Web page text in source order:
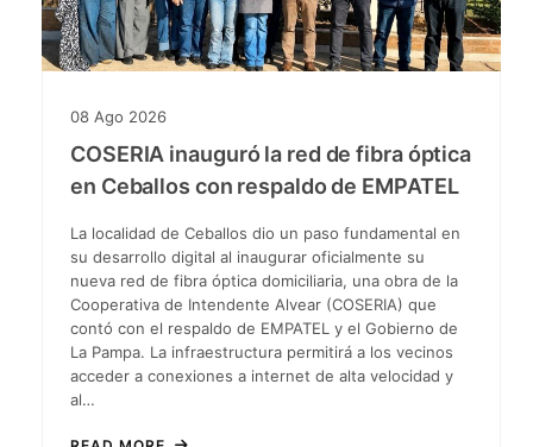
08 Ago 2026
COSERIA inauguró la red de fibra óptica
en Ceballos con respaldo de EMPATEL
La localidad de Ceballos dio un paso fundamental en
su desarrollo digital al inaugurar oficialmente su
nueva red de fibra óptica domiciliaria, una obra de la
Cooperativa de Intendente Alvear (COSERIA) que
contó con el respaldo de EMPATEL y el Gobierno de
La Pampa. La infraestructura permitirá a los vecinos
acceder a conexiones a internet de alta velocidad y
al…